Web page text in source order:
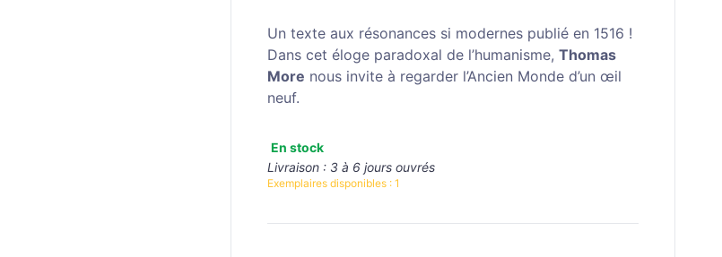
Un texte aux résonances si modernes publié en 1516 !
Dans cet éloge paradoxal de l’humanisme, Thomas
More nous invite à regarder l’Ancien Monde d’un œil
neuf.
En stock
Livraison : 3 à 6 jours ouvrés
Exemplaires disponibles : 1